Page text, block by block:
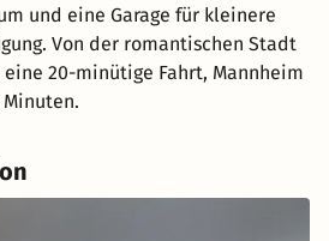
und eine Garage für kleinere
Von der romantischen Stadt
20-minütige Fahrt, Mannheim